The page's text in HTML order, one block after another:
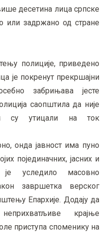
десетина лица српске
или задржано од стране
полиције, приведено
је покренут прекршајни
забрињава јесте
саопштила да није
су утицали на ток
онда јавност има пуно
појединачних, јасних и
је уследило масовно
завршетка верског
Епархије. Додају да
крајње
приступа споменику на